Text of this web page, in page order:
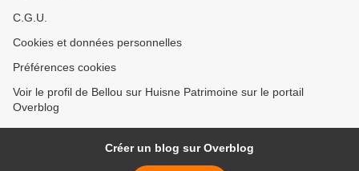
C.G.U.
Cookies et données personnelles
Préférences cookies
Voir le profil de Bellou sur Huisne Patrimoine sur le portail
Overblog
Créer un blog sur Overblog